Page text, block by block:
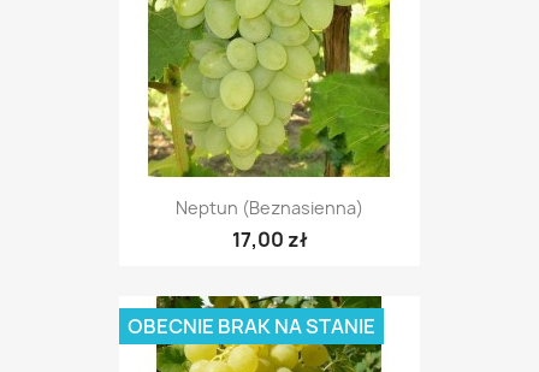
Neptun (beznasienna)
17,00 zł
OBECNIE BRAK NA STANIE